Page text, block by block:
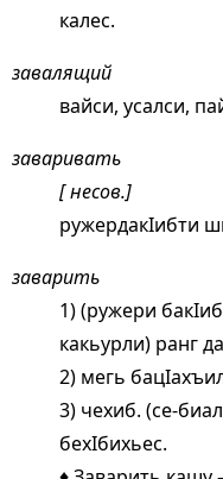
калес.
завалящий
вайси, усалси,
заваривать
[ несов.]
ружердакIибти
заварить
1) (ружери
какьурли) ранг
2) мегь
3) чехиб. (се-
бехIбихьес.